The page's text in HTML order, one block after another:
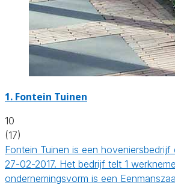
1. Fontein Tuinen
10
(17)
Fontein Tuinen is een
27-02-2017. Het bedrijf telt 1
ondernemingsvorm is een